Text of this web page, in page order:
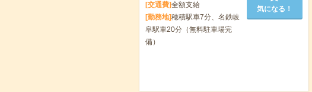
[交通費]全額支給
[勤務地]穂積駅車7分、名鉄岐
阜駅車20分（無料駐車場完
備）
気になる！